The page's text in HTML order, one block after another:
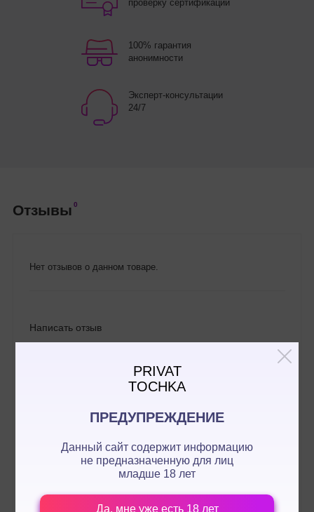
PRIVAT
TOCHKA
ПРЕДУПРЕЖДЕНИЕ
Данный сайт содержит информацию
не предназначенную для лиц
младше 18 лет
Да, мне уже есть 18 лет
проверку сертификации
100% гарантия
анонимности
Эксперт-консультации
24/7
Отзывы 0
Нет отзывов о данном товаре.
Написать отзыв